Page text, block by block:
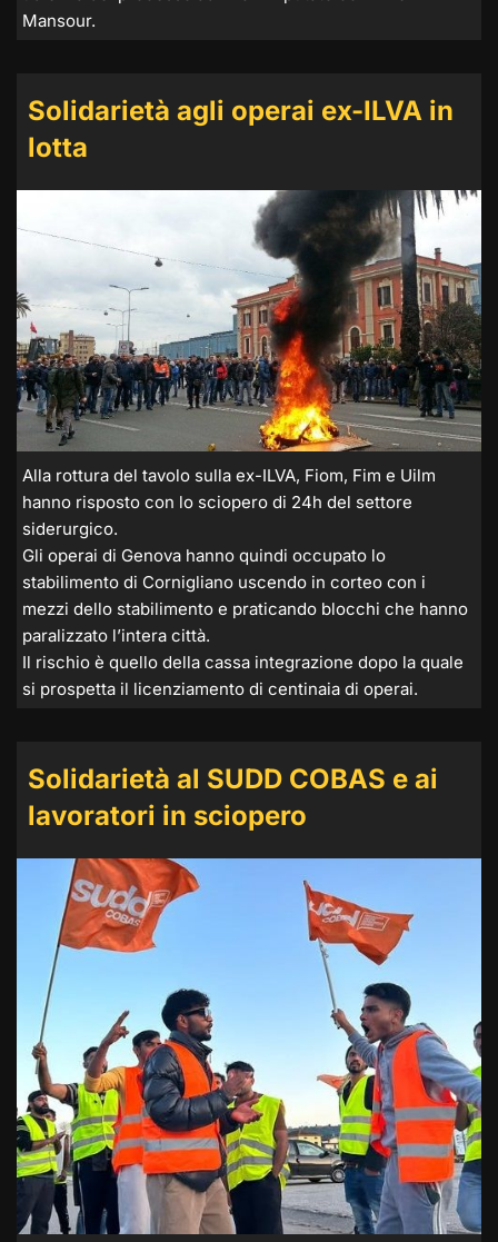
Mansour.
Solidarietà agli operai ex-ILVA in
lotta
Alla rottura del tavolo sulla ex-ILVA, Fiom, Fim e Uilm
hanno risposto con lo sciopero di 24h del settore
siderurgico.
Gli operai di Genova hanno quindi occupato lo
stabilimento di Cornigliano uscendo in corteo con i
mezzi dello stabilimento e praticando blocchi che hanno
paralizzato l’intera città.
Il rischio è quello della cassa integrazione dopo la quale
si prospetta il licenziamento di centinaia di operai.
Solidarietà al SUDD COBAS e ai
lavoratori in sciopero